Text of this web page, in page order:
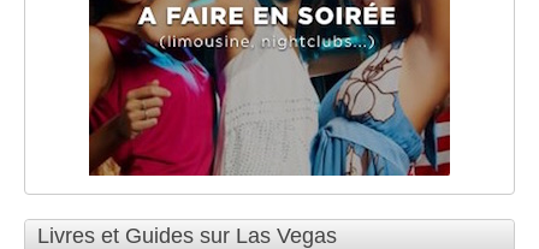
Livres et Guides sur Las Vegas